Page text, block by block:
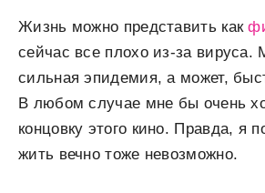
Жизнь можно представить как
сейчас все плохо из-за вируса.
сильная эпидемия, а может,
В любом случае мне бы очень
концовку этого кино. Правда, я
жить вечно тоже невозможно.